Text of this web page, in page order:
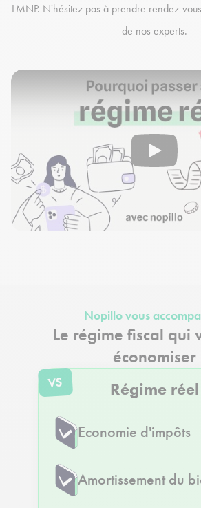
LMNP. N'hésitez pas à prendre rendez-
de nos experts.
Play Video
Nopillo vous
Le régime fiscal qui
économiser
Régime réel
Economie d'impôts
Amortissement du
VS